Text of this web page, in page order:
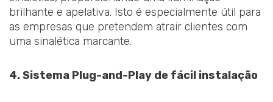
brilhante e apelativa. Isto é especialmente útil para
as empresas que pretendem atrair clientes com
uma sinalética marcante.
4. Sistema Plug-and-Play de fácil instalação